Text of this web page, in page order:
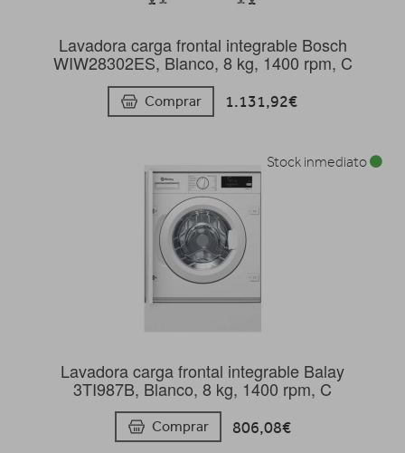
Lavadora carga frontal integrable Bosch
WIW28302ES, Blanco, 8 kg, 1400 rpm, C
Comprar 1.131,92€
Lavadora carga frontal integrable Balay
3TI987B, Blanco, 8 kg, 1400 rpm, C
Comprar 806,08€
Stock inmediato